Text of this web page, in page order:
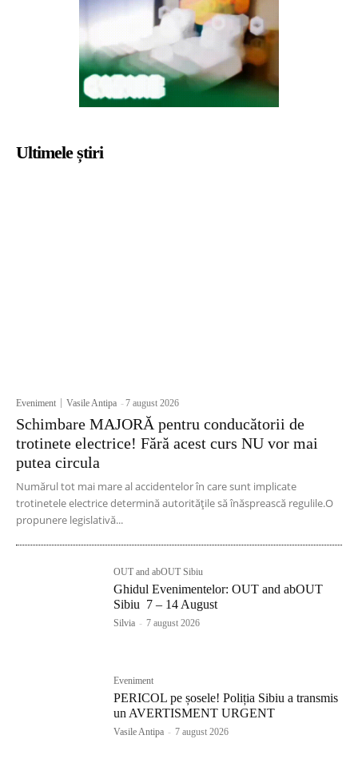
Ultimele știri
Eveniment Vasile Antipa -7 august 2026
Schimbare MAJORĂ pentru conducătorii de
trotinete electrice! Fără acest curs NU vor mai
putea circula
Numărul tot mai mare al accidentelor în care sunt implicate
trotinetele electrice determină autoritățile să înăsprească regulile.O
propunere legislativă...
OUT and abOUT Sibiu
Ghidul Evenimentelor: OUT and abOUT
Sibiu 7 – 14 August
Silvia - 7 august 2026
Eveniment
PERICOL pe șosele! Poliția Sibiu a transmis
un AVERTISMENT URGENT
Vasile Antipa - 7 august 2026